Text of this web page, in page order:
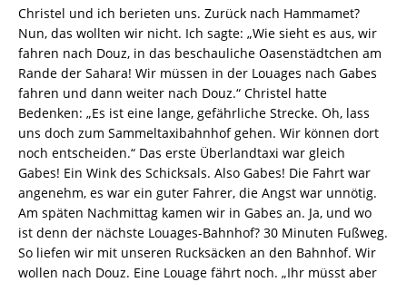
Christel und ich berieten uns. Zurück nach Hammamet?
Nun, das wollten wir nicht. Ich sagte: „Wie sieht es aus, wir
fahren nach Douz, in das beschauliche Oasenstädtchen am
Rande der Sahara! Wir müssen in der Louages nach Gabes
fahren und dann weiter nach Douz.“ Christel hatte
Bedenken: „Es ist eine lange, gefährliche Strecke. Oh, lass
uns doch zum Sammeltaxibahnhof gehen. Wir können dort
noch entscheiden.“ Das erste Überlandtaxi war gleich
Gabes! Ein Wink des Schicksals. Also Gabes! Die Fahrt war
angenehm, es war ein guter Fahrer, die Angst war unnötig.
Am späten Nachmittag kamen wir in Gabes an. Ja, und wo
ist denn der nächste Louages-Bahnhof? 30 Minuten Fußweg.
So liefen wir mit unseren Rucksäcken an den Bahnhof. Wir
wollen nach Douz. Eine Louage fährt noch. „Ihr müsst aber